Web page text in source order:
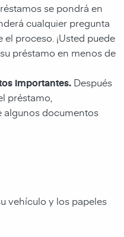
se pondrá en
cualquier pregunta
proceso. ¡Usted puede
préstamo en menos de
importantes. Después
préstamo,
algunos documentos
vehículo y los papeles